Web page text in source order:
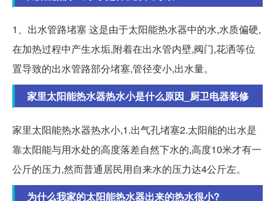
1、出水管路堵塞 这是由于太阳能热水器中的水,水质偏硬,
在加热过程中产生水垢,附着在出水管内壁,阀门,花洒等位
置导致的出水管路部分堵塞,管径变小,出水量。
家里太阳能热水器热水小是什么原因_厨卫电器装修
家里太阳能热水器热水小,1.出气孔堵塞2.太阳能的出水是
靠太阳能与用水处的高度落差自然下水的,高度10米才有一
公斤的压力,然而普通居民用自来水的压力达4公斤左。
为什么我家的太阳能热水器出来的热水很小?